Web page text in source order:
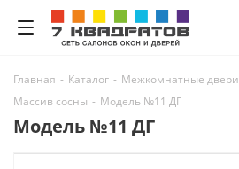
Главная - Каталог - Межкомнатные двери
Массив сосны - Модель №11 ДГ
Модель №11 ДГ